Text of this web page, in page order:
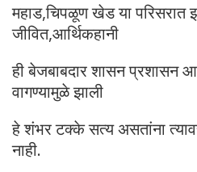
महाड,चिपळूण खेड या परिसरात
जीवित,आर्थिकहानी
ही बेजबाबदार शासन प्रशासन
वागण्यामुळे झाली
हे शंभर टक्के सत्य असतांना
नाही.